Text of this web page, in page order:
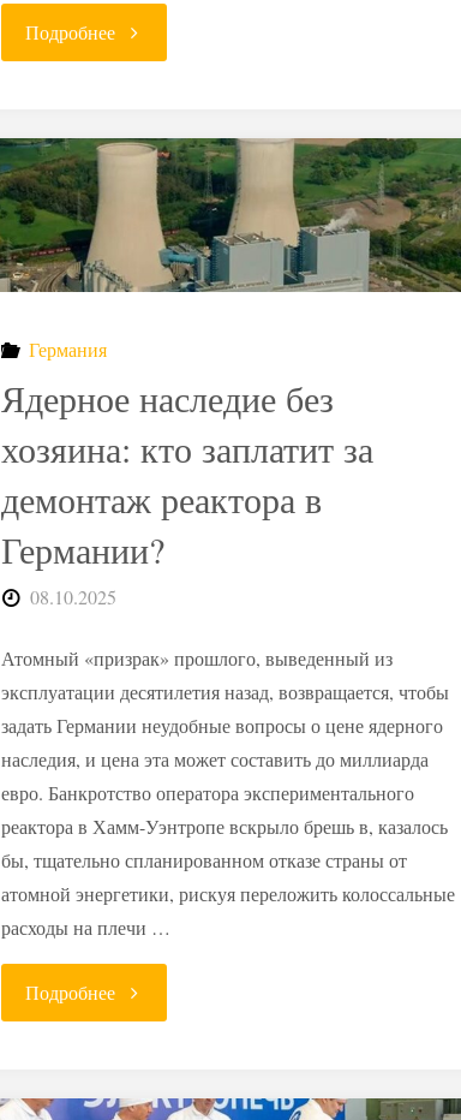
Подробнее"Deep
предлагает
США
отходов"
Германия
Ядерное наследие без
хозяина: кто заплатит за
демонтаж реактора в
Германии?
08.10.2025
Атомный «призрак» прошлого, выведенный из
эксплуатации десятилетия назад, возвращается, чтобы
задать Германии неудобные вопросы о цене ядерного
наследия, и цена эта может составить до миллиарда
евро. Банкротство оператора экспериментального
реактора в Хамм-Уэнтропе вскрыло брешь в, казалось
бы, тщательно спланированном отказе страны от
атомной энергетики, рискуя переложить колоссальные
расходы на плечи …
Подробнее"Ядерное
без